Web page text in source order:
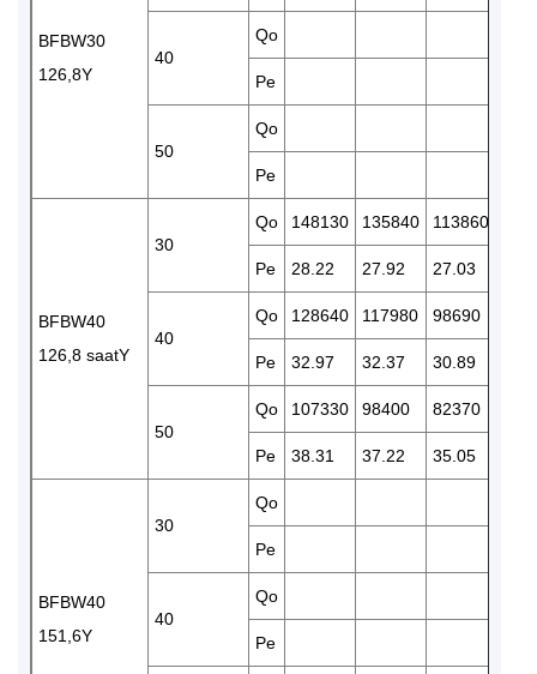
BFBW30
126,8Y
40
Qo
Pe
50
Qo
Pe
BFBW40
126,8 saatY
30
Qo 148130 135840 113860
Pe 28.22 27.92 27.03
40
Qo 128640 117980 98690
Pe 32.97 32.37 30.89
50
Qo 107330 98400 82370
Pe 38.31 37.22 35.05
BFBW40
151,6Y
30
Qo
Pe
40
Qo
Pe